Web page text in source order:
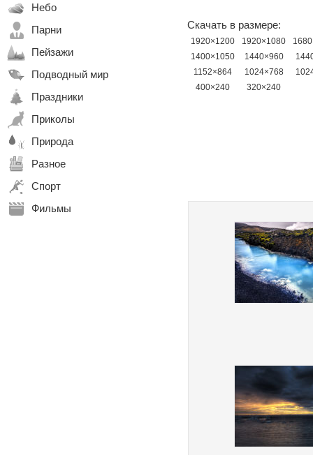
Небо
Парни
Пейзажи
Подводный мир
Праздники
Приколы
Природа
Разное
Спорт
Фильмы
Скачать в размере:
1920×1200 1920×1080
1400×1050
1440×960
1152×864
1024×768
400×240
320×240